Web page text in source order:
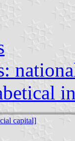
capital]